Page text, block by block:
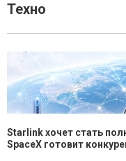
Техно
Starlink хочет стать
SpaceX готовит